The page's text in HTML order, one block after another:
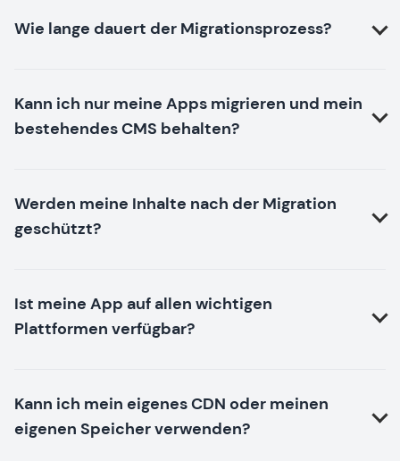
Wie lange dauert der Migrationsprozess?
Kann ich nur meine Apps migrieren und mein
bestehendes CMS behalten?
Werden meine Inhalte nach der Migration
geschützt?
Ist meine App auf allen wichtigen
Plattformen verfügbar?
Kann ich mein eigenes CDN oder meinen
eigenen Speicher verwenden?